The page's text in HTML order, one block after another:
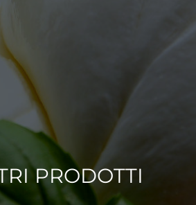
PRODOTTI